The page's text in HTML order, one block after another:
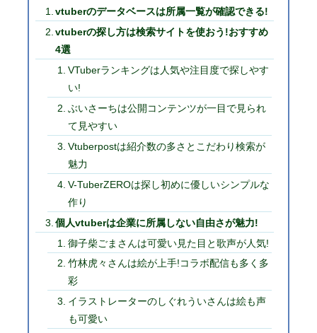
vtuberのデータベースは所属一覧が確認できる!
vtuberの探し方は検索サイトを使おう!おすすめ
4選
VTuberランキングは人気や注目度で探しやす
い!
ぶいさーちは公開コンテンツが一目で見られ
て見やすい
Vtuberpostは紹介数の多さとこだわり検索が
魅力
V-TuberZEROは探し初めに優しいシンプルな
作り
個人vtuberは企業に所属しない自由さが魅力!
御子柴ごまさんは可愛い見た目と歌声が人気!
竹林虎々さんは絵が上手!コラボ配信も多く多
彩
イラストレーターのしぐれういさんは絵も声
も可愛い